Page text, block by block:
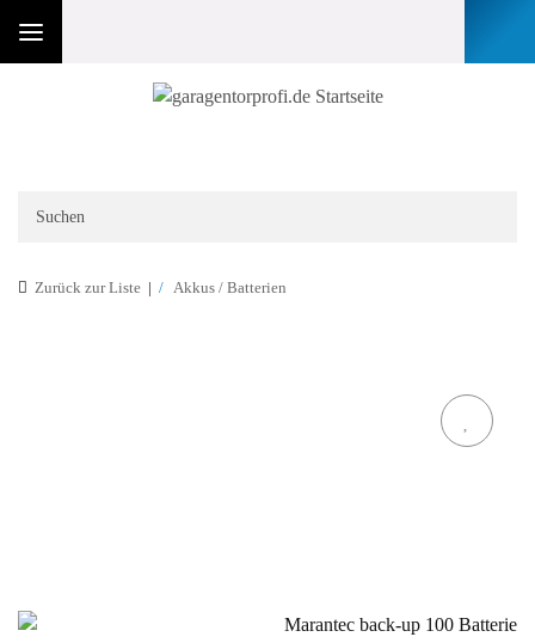
Zurück zur Liste Akkus / Batterien